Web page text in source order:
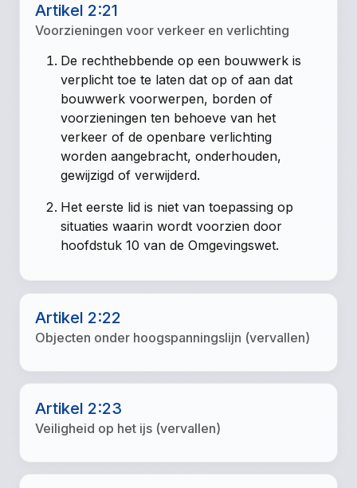
Artikel 2:21
Voorzieningen voor verkeer en verlichting
De rechthebbende op een bouwwerk is
verplicht toe te laten dat op of aan dat
bouwwerk voorwerpen, borden of
voorzieningen ten behoeve van het
verkeer of de openbare verlichting
worden aangebracht, onderhouden,
gewijzigd of verwijderd.
Het eerste lid is niet van toepassing op
situaties waarin wordt voorzien door
hoofdstuk 10 van de Omgevingswet.
Artikel 2:22
Objecten onder hoogspanningslijn (vervallen)
Artikel 2:23
Veiligheid op het ijs (vervallen)